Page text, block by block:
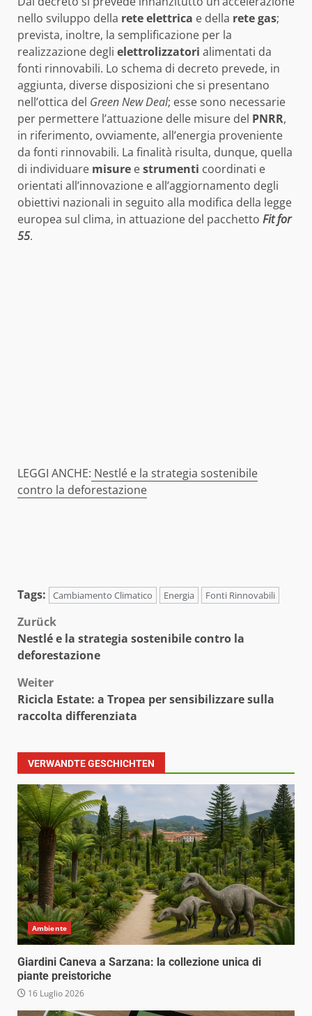
nello sviluppo della rete elettrica e della rete gas;
prevista, inoltre, la semplificazione per la
realizzazione degli elettrolizzatori alimentati da
fonti rinnovabili. Lo schema di decreto prevede, in
aggiunta, diverse disposizioni che si presentano
nell’ottica del Green New Deal; esse sono necessarie
per permettere l’attuazione delle misure del PNRR,
in riferimento, ovviamente, all’energia proveniente
da fonti rinnovabili. La finalità risulta, dunque, quella
di individuare misure estrumenti coordinati e
orientati all’innovazione e all’aggiornamento degli
obiettivi nazionali in seguito alla modifica della legge
europea sul clima, in attuazione del pacchetto Fit for
55.
LEGGI ANCHE: Nestlé e la strategia sostenibile
contro la deforestazione
Tags: Cambiamento Climatico Energia Fonti Rinnovabili
Beitragsnavigation
Zurück
Nestlé e la strategia sostenibile contro la
deforestazione
Weiter
Ricicla Estate: a Tropea per sensibilizzare sulla
raccolta differenziata
VERWANDTE GESCHICHTEN
Ambiente
Giardini Caneva a Sarzana: la collezione unica di
piante preistoriche
16 Luglio 2026